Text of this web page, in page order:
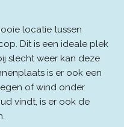
locatie tussen
Dit is een ideale plek
slecht weer kan deze
is er ook een
of wind onder
vindt, is er ook de